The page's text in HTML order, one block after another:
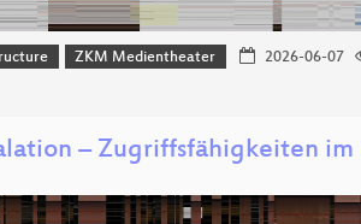
ZKM Medientheater
2026-06-07
– Zugriffsfähigkeiten